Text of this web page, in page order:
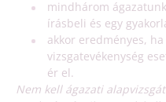
mindhárom
írásbeli és egy
akkor eredményes,
vizsgatevékenység
ér el.
Nem kell ágazati